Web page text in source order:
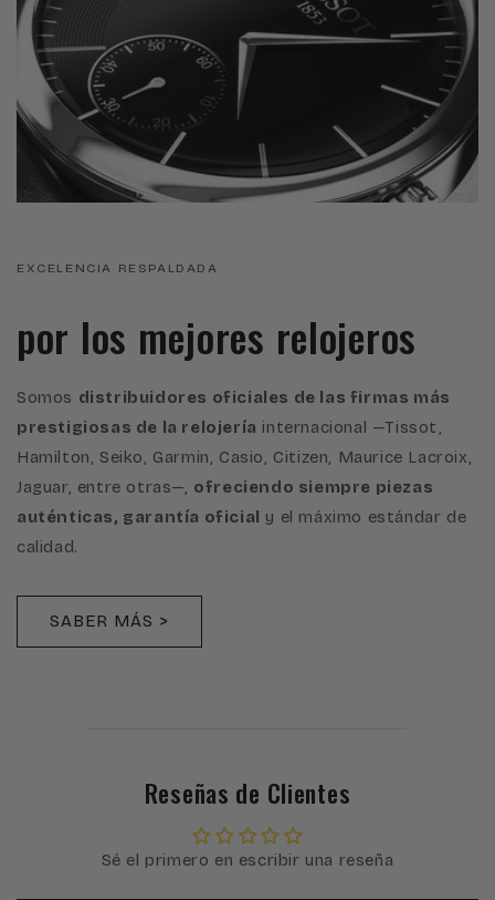
EXCELENCIA RESPALDADA
por los mejores relojeros
Somos distribuidores oficiales de las firmas más
prestigiosas de la relojería internacional —Tissot,
Hamilton, Seiko, Garmin, Casio, Citizen, Maurice Lacroix,
Jaguar, entre otras—, ofreciendo siempre piezas
auténticas, garantía oficial y el máximo estándar de
calidad.
SABER MÁS >
Reseñas de Clientes
Sé el primero en escribir una reseña